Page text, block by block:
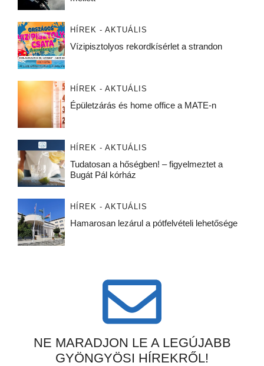
HÍREK - AKTUÁLIS
Vízipisztolyos rekordkísérlet a strandon
HÍREK - AKTUÁLIS
Épületzárás és home office a MATE-n
HÍREK - AKTUÁLIS
Tudatosan a hőségben! – figyelmeztet a
Bugát Pál kórház
HÍREK - AKTUÁLIS
Hamarosan lezárul a pótfelvételi lehetősége
NE MARADJON LE A LEGÚJABB
GYÖNGYÖSI HÍREKRŐL!